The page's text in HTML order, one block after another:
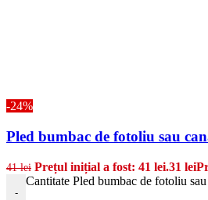
-24%
Pled bumbac de fotoliu sau
41lei Prețul inițial a fost: 41 lei.31 lei
-
Cantitate Pled bumbac de fotoliu